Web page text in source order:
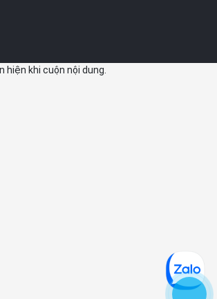
hiện khi cuộn nội dung.